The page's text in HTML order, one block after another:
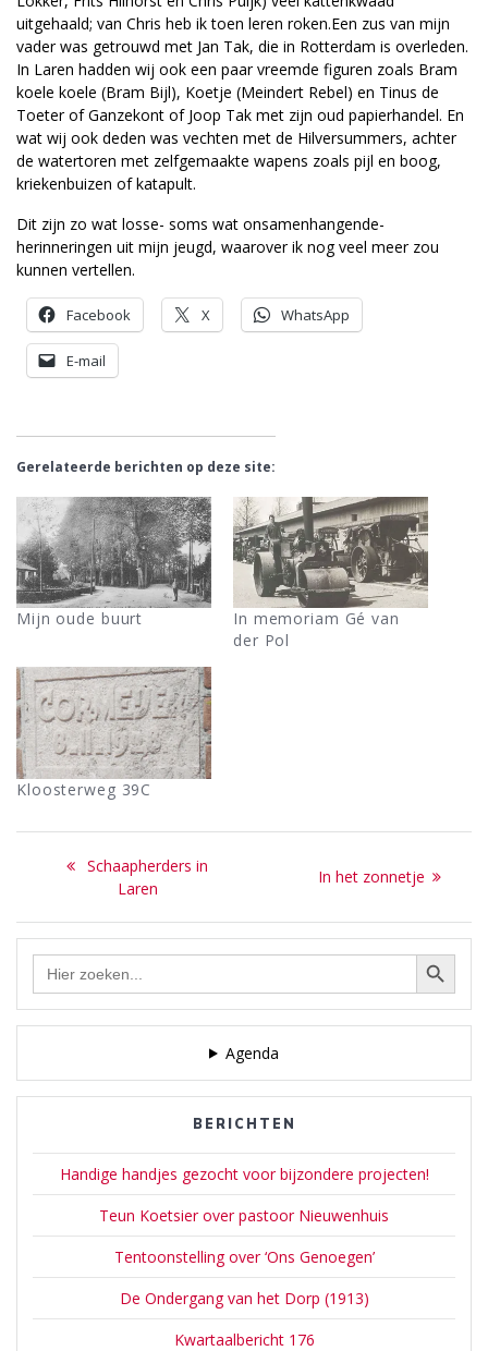
uitgehaald; van Chris heb ik toen leren roken.Een zus van mijn
vader was getrouwd met Jan Tak, die in Rotterdam is overleden.
In Laren hadden wij ook een paar vreemde figuren zoals Bram
koele koele (Bram Bijl), Koetje (Meindert Rebel) en Tinus de
Toeter of Ganzekont of Joop Tak met zijn oud papierhandel. En
wat wij ook deden was vechten met de Hilversum­mers, achter
de water­toren met zelfgemaakte wapens zoals pijl en boog,
kriekenbuizen of katapult.
Dit zijn zo wat losse- soms wat onsamenhangende-
herinneringen uit mijn jeugd, waarover ik nog veel meer zou
kunnen vertellen.
Facebook X WhatsApp
E-mail
Gerelateerde berichten op deze site:
Mijn oude buurt
In memoriam Gé van
der Pol
Kloosterweg 39C
Bericht
navigatie
Previous
post:
Schaapherders in
Laren
Next
In het zonnetje
Zoek Zoekknop
Agenda
BERICHTEN
Handige handjes gezocht voor bijzondere projecten!
Teun Koetsier over pastoor Nieuwenhuis
Tentoonstelling over ‘Ons Genoegen’
De Ondergang van het Dorp (1913)
Kwartaalbericht 176